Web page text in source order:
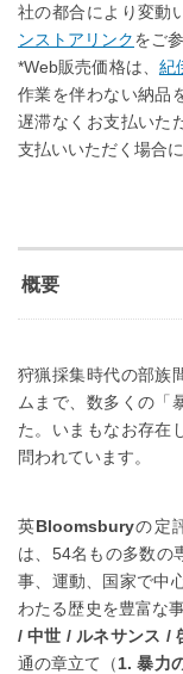
社の都合により変動
ンストアリンクをご
*Web販売価格は、 紀
作業を伴わない納品
遅滞なくお支払いた
支払いいただく場合
概要
狩猟採集時代の部族
ムまで、数多くの「
た。いまもなお存在
問われています。
英Bloomsburyの定
は、54名もの多数の
事、運動、国家で中
わたる歴史を豊富な
/中世 / ルネサンス /
通の章立て（1.暴力